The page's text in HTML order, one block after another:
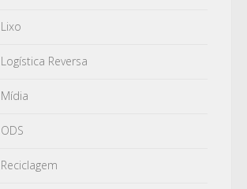
Lixo
Logística Reversa
Mídia
ODS
Reciclagem